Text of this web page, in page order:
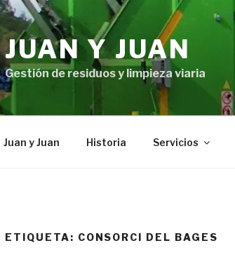
JUAN Y JUAN
Gestión de residuos y limpieza viaria
Juan y Juan Historia Servicios
ETIQUETA: CONSORCI DEL BAGES